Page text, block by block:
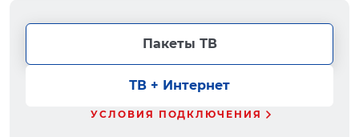
Пакеты ТВ
ТВ + Интернет
УСЛОВИЯ ПОДКЛЮЧЕНИЯ